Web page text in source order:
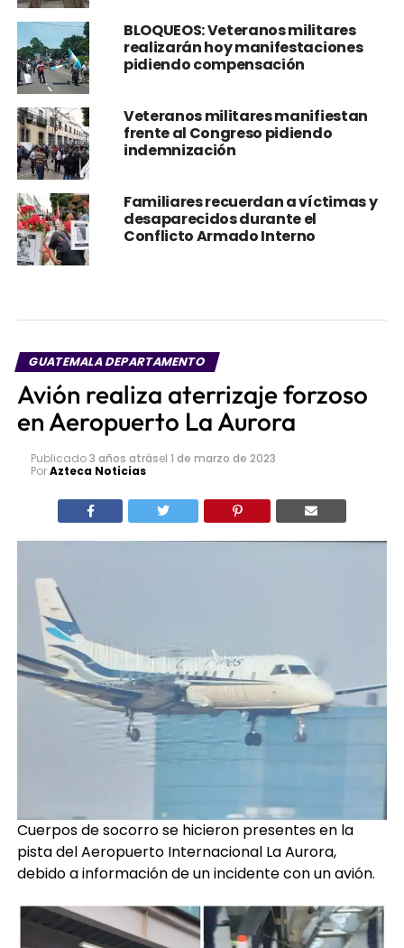
BLOQUEOS: Veteranos militares
realizarán hoy manifestaciones
pidiendo compensación
Veteranos militares manifiestan
frente al Congreso pidiendo
indemnización
Familiares recuerdan a víctimas y
desaparecidos durante el
Conflicto Armado Interno
GUATEMALA DEPARTAMENTO
Avión realiza aterrizaje forzoso
en Aeropuerto La Aurora
Publicado3 años atrásel 1 de marzo de 2023
PorAzteca Noticias
Cuerpos de socorro se hicieron presentes en la
pista del Aeropuerto Internacional La Aurora,
debido a información de un incidente con un avión.